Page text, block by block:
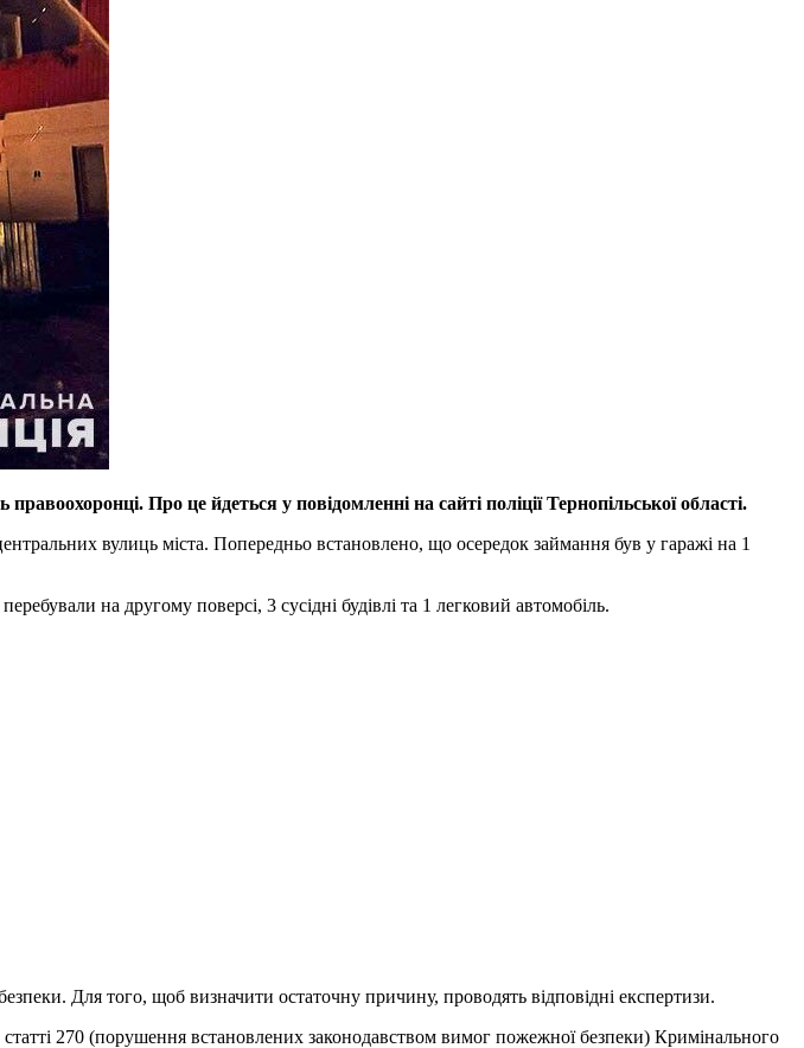
правоохоронці. Про це йдеться у повідомленні на сайті поліції Тернопільської області.
вулиць міста. Попередньо встановлено, що осередок займання був у гаражі на 1
на другому поверсі, 3 сусідні будівлі та 1 легковий автомобіль.
Для того, щоб визначити остаточну причину, проводять відповідні експертизи.
270 (порушення встановлених законодавством вимог пожежної безпеки) Кримінального